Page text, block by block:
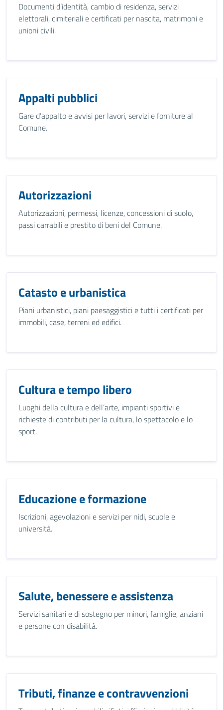
Documenti d’identità, cambio di residenza, servizi
elettorali, cimiteriali e certificati per nascita, matrimoni e
unioni civili.
Appalti pubblici
Gare d’appalto e avvisi per lavori, servizi e forniture al
Comune.
Autorizzazioni
Autorizzazioni, permessi, licenze, concessioni di suolo,
passi carrabili e prestito di beni del Comune.
Catasto e urbanistica
Piani urbanistici, piani paesaggistici e tutti i certificati per
immobili, case, terreni ed edifici.
Cultura e tempo libero
Luoghi della cultura e dell’arte, impianti sportivi e
richieste di contributi per la cultura, lo spettacolo e lo
sport.
Educazione e formazione
Iscrizioni, agevolazioni e servizi per nidi, scuole e
università.
Salute, benessere e assistenza
Servizi sanitari e di sostegno per minori, famiglie, anziani
e persone con disabilità.
Tributi, finanze e contravvenzioni